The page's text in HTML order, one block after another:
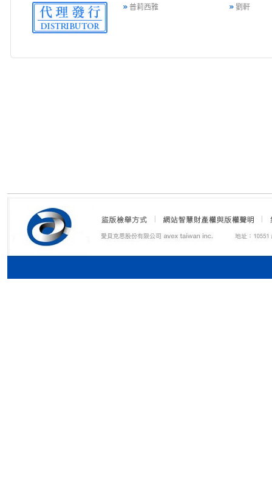
普莉西雅 劉軒